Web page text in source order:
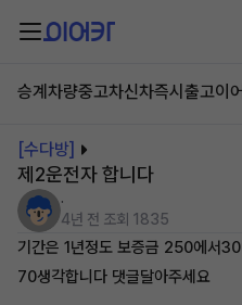
승계차량중고차신차즉시출고이
[수다방]
제2운전자 합니다
.
4년 전 조회 1835
기간은 1년정도 보증금 250에서
70생각합니다 댓글달아주세요